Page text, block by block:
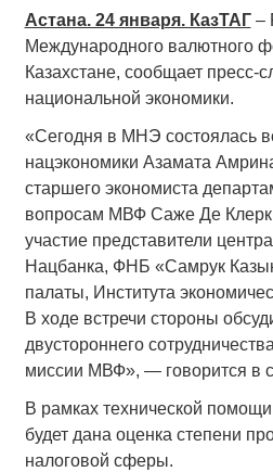
Астана. 24 января. КазТАГ–
Международного валютного
Казахстане, сообщает пресс-
национальной экономики.
«Сегодня в МНЭ состоялась
нацэкономики Азамата
старшего экономиста
вопросам МВФ Саже Де
участие представители
Нацбанка, ФНБ «Самрук
палаты, Института
В ходе встречи стороны
двустороннего
миссии МВФ», — говорится в
В рамках технической
будет дана оценка степени
налоговой сферы.